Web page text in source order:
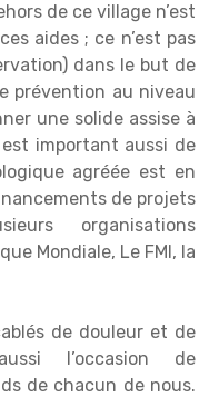
de ce village n’est
aides ; ce n’est pas
dans le but de
prévention au niveau
une solide assise à
important aussi de
agréée est en
de projets
organisations
Mondiale, Le FMI, la
de douleur et de
l’occasion de
de chacun de nous.